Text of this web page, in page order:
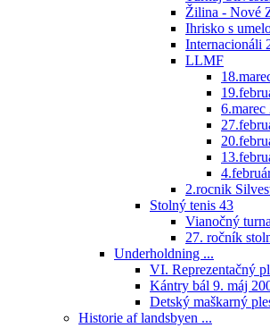
Žilina - Nové
Ihrisko s
Internacionáli
LLMF
6.marec
2.rocnik
Stolný tenis 43
Vianočný
27. ročník
Underholdning ...
VI. Reprezentačný
Kántry bál 9. máj
Detský maškarný
Historie af landsbyen ...